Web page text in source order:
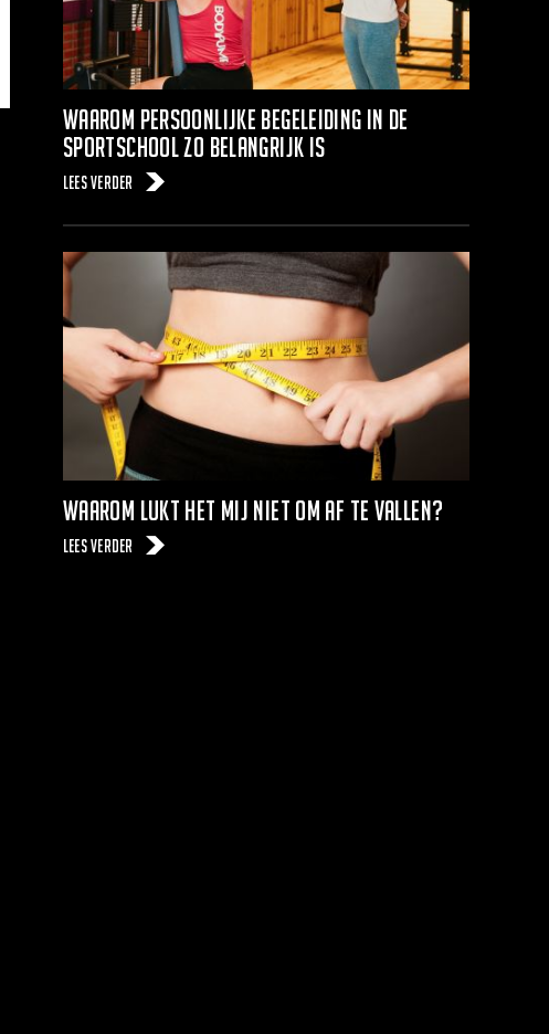
Waarom persoonlijke begeleiding in de
sportschool zo belangrijk is
Lees verder
Waarom lukt het mij niet om af te vallen?
Lees verder